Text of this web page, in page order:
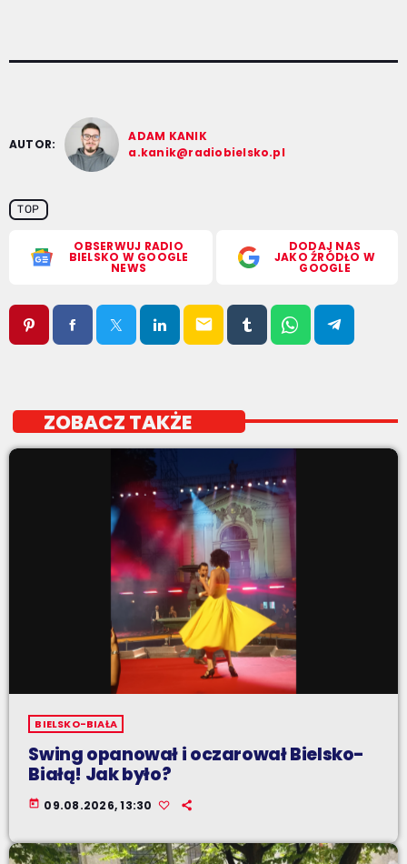
AUTOR:
ADAM KANIK
a.kanik@radiobielsko.pl
TOP
OBSERWUJ RADIO
BIELSKO W GOOGLE
NEWS
DODAJ NAS
JAKO ŹRÓDŁO W
GOOGLE
email
ZOBACZ TAKŻE
BIELSKO-BIAŁA
Swing opanował i oczarował Bielsko-
Białą! Jak było?
today 09.08.2026, 13:30